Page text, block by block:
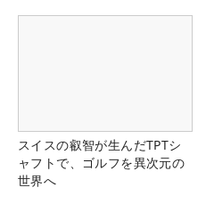
スイスの叡智が生んだTPTシ
ャフトで、ゴルフを異次元の
世界へ